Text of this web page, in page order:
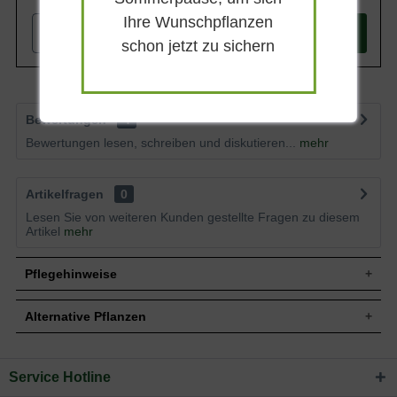
+ In den
Bewertungen
4
Bewertungen lesen, schreiben und diskutieren...
mehr
Artikelfragen
0
Lesen Sie von weiteren Kunden gestellte Fragen zu diesem
Artikel mehr
Pflegehinweise
Pflanz- und Pflegetipps Agastache rugosa 'Black
Alternative Pflanzen
Sie suchen eine Alternative?
Ihre Wunschpflanzen
schon jetzt zu sichern
Service Hotline